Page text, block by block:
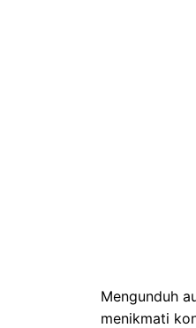
Mengunduh
menikmati